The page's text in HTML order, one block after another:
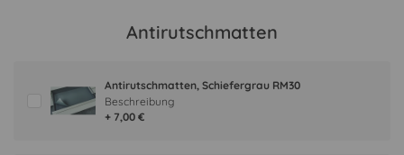
Antirutschmatten
Antirutschmatten, Schiefergrau RM30
+ 7,00 €
Beschreibung